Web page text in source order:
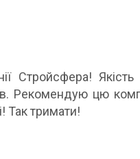
Стройсфера!
Рекомендую цю
Так тримати!